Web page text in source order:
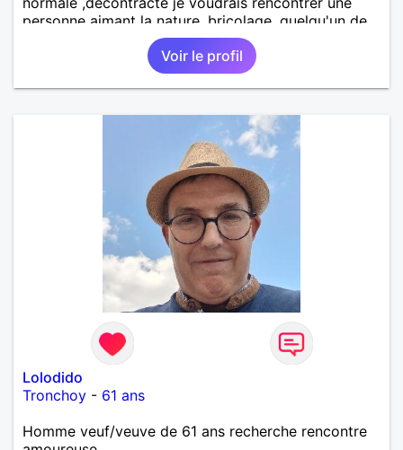
personne aimant la nature ,bricolage ,quelqu'un de
simple et naturel à vos claviers mesdames
Voir le profil
Lolodido
Tronchoy - 61 ans
Homme veuf/veuve de 61 ans recherche rencontre